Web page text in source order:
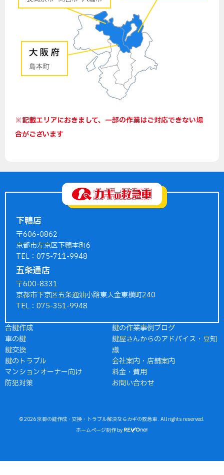
※記載エリアにおきまして、一部の作業はご対応できない場
合がございます
下鴨店
〒606-0862
京都市左京区下鴨本町6
TEL：075-711-9948
五条通店
〒600-8331
京都市下京区五条通油小路東入金東横町240
TEL：075-351-9948
合鍵作成
車の鍵
鍵交換
鍵のトラブル
マンションオーナー向け
防犯対策
鍵の作業事例ブログ
鍵屋さんからのアドバイス・豆知
識
会社案内・店舗案内
料金・費用
お問い合わせ
© 2026京都の鍵作成・交換・トラブル解決ならカギの救急車 . All rights reserved.
ホームページ制作by